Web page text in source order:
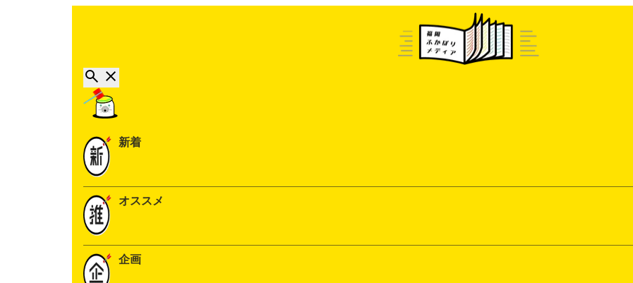
新着
オススメ
企画